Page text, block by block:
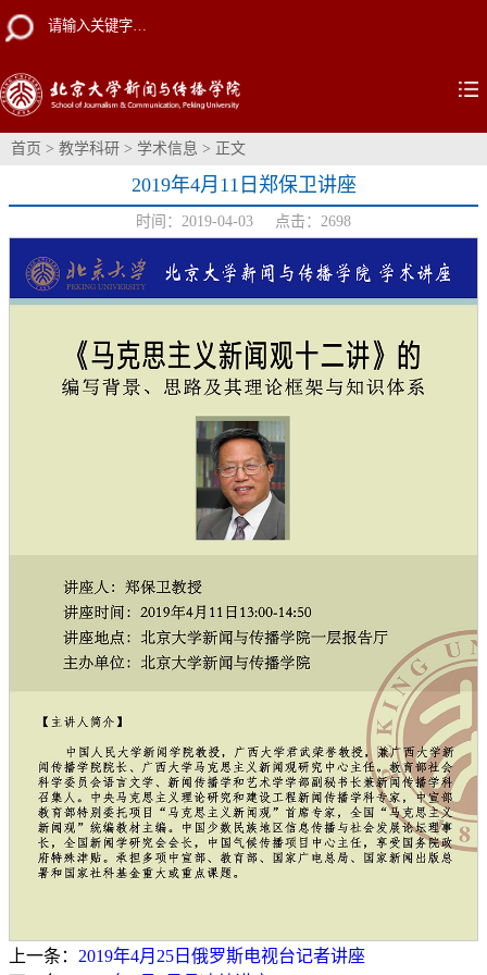
首页 > 教学科研 > 学术信息 > 正文
2019年4月11日郑保卫讲座
时间：2019-04-03 点击： 2698
上一条： 2019年4月25日俄罗斯电视台记者讲座